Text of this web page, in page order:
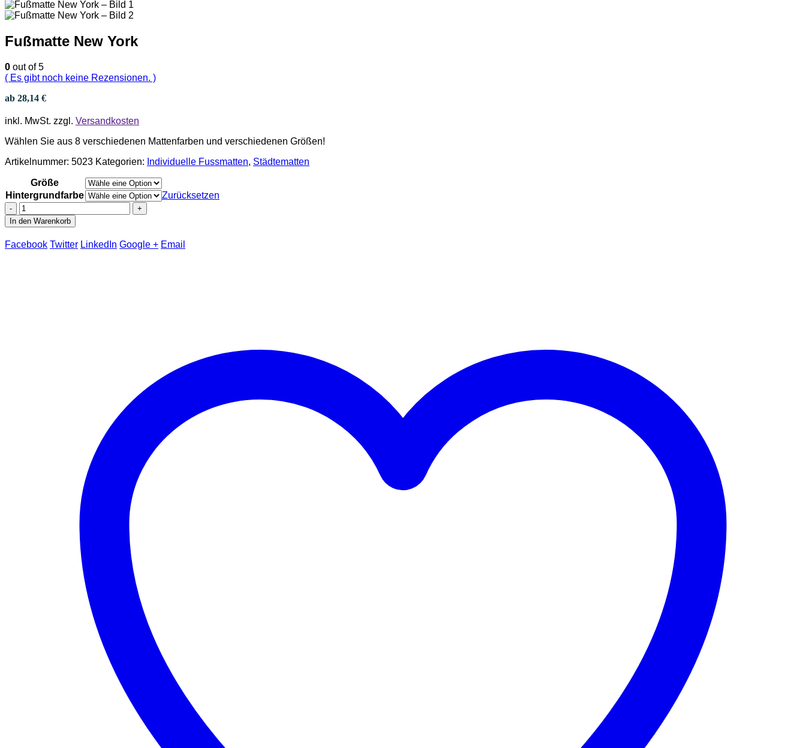
Fußmatte New York
0 out of 5
( Es gibt noch keine Rezensionen. )
ab 28,14 €
inkl. MwSt. zzgl. Versandkosten
Wählen Sie aus 8 verschiedenen Mattenfarben und verschiedenen Größen!
Artikelnummer: 5023 Kategorien: Individuelle Fussmatten, Städtematten
Größe
Hintergrundfarbe
Zurücksetzen
-
+
In den Warenkorb
Facebook Twitter LinkedIn Google + Email